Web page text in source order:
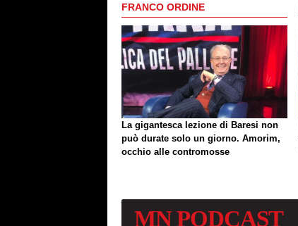
FRANCO ORDINE
La gigantesca lezione di Baresi non
può durate solo un giorno. Amorim,
occhio alle contromosse
MNPODCAST